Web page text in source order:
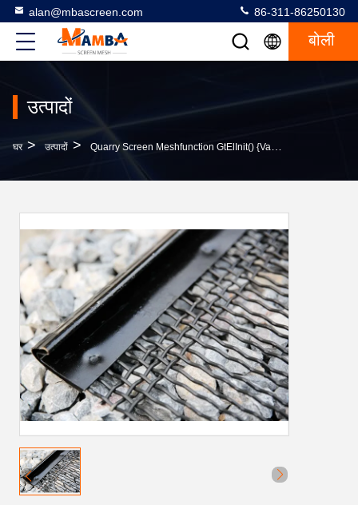
alan@mbascreen.com 86-311-86250130
बोली
उत्पादों
घर > उत्पादों > Quarry Screen Meshfunction GtElInit() {var Lib = New Google.translate.TranslateService();lib.transla